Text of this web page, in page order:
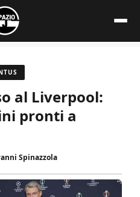
al Liverpool:
pronti a
Spinazzola